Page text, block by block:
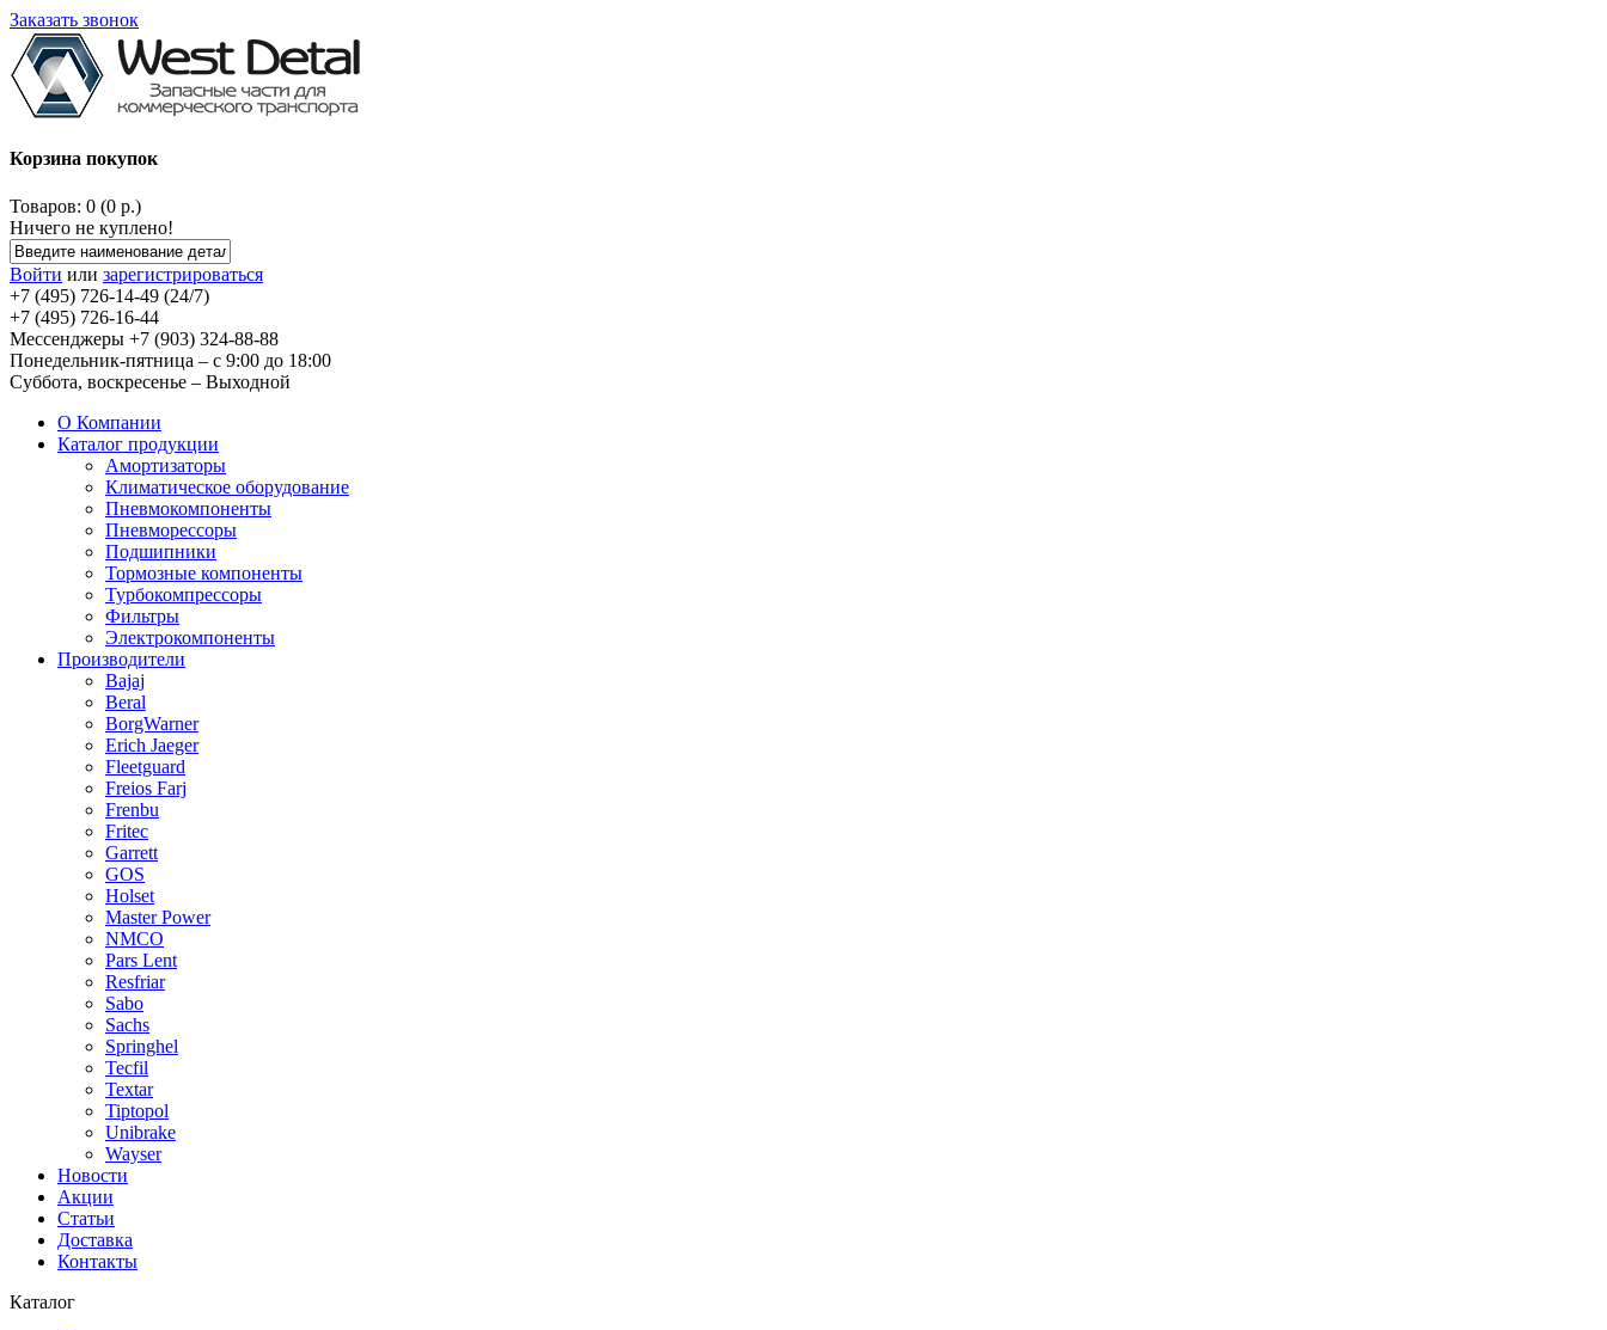
Заказать звонок
Корзина покупок
Товаров: 0 (0 р.)
Ничего не куплено!
Войти или зарегистрироваться
+7 (495) 726-14-49 (24/7)
+7 (495) 726-16-44
Мессенджеры +7 (903) 324-88-88
Понедельник-пятница – с 9:00 до 18:00
Суббота, воскресенье – Выходной
О Компании
Каталог продукции
Амортизаторы
Климатическое оборудование
Пневмокомпоненты
Пневморессоры
Подшипники
Тормозные компоненты
Турбокомпрессоры
Фильтры
Электрокомпоненты
Производители
Bajaj
Beral
BorgWarner
Erich Jaeger
Fleetguard
Freios Farj
Frenbu
Fritec
Garrett
GOS
Holset
Master Power
NMCO
Pars Lent
Resfriar
Sabo
Sachs
Springhel
Tecfil
Textar
Tiptopol
Unibrake
Wayser
Новости
Акции
Статьи
Доставка
Контакты
Каталог